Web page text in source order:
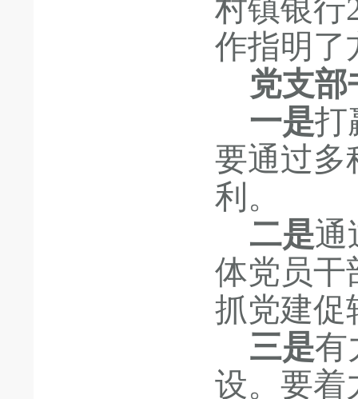
村镇银行
作指明了
党支
一是打
要通过多
利。
二是通
体党员干
抓党建促
三是有
设。要着